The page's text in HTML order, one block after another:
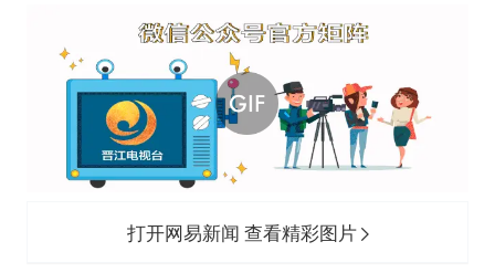
打开网易新闻 查看精彩图片